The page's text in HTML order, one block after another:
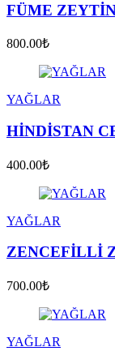
FÜME
800.00₺
YAĞLAR
HİNDİSTAN
400.00₺
YAĞLAR
ZENCEFİLLİ
700.00₺
YAĞLAR